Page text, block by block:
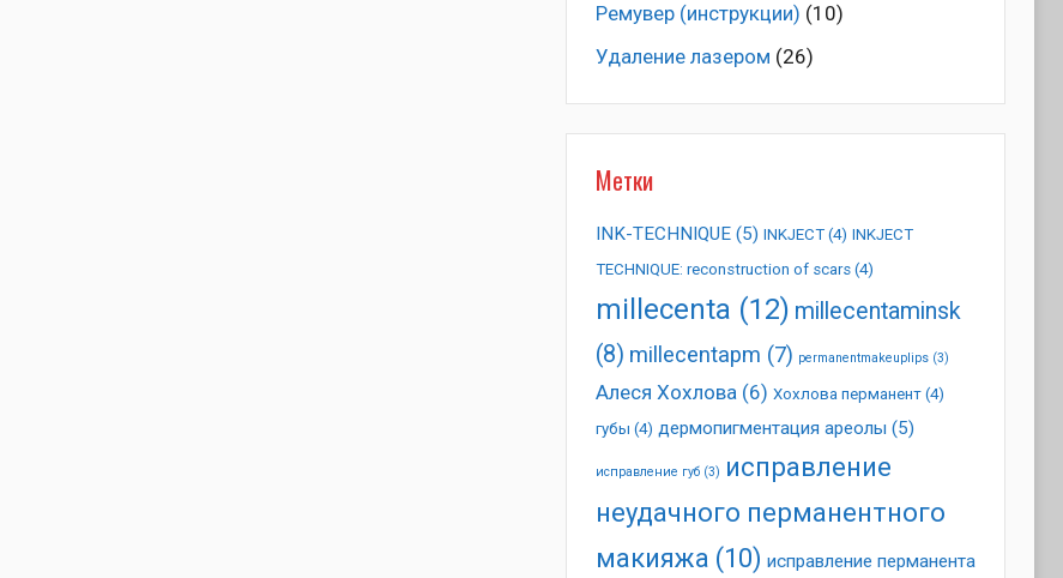
Ремувер (инструкции) (10)
Удаление лазером (26)
Метки
INK-TECHNIQUE(5) INKJECT(4) INKJECT
TECHNIQUE: reconstruction of scars(4)
millecenta (12) millecentaminsk
(8) millecentapm (7) permanentmakeuplips(3)
Алеся Хохлова(6) Хохлова перманент(4)
губы (4) дермопигментация ареолы (5)
исправление губ(3) исправление
неудачного перманентного
макияжа (10) исправление перманента